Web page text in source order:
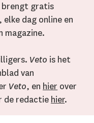
brengt gratis
dag online en
magazine.
Veto is het
van
Veto, en hier over
de redactie hier.